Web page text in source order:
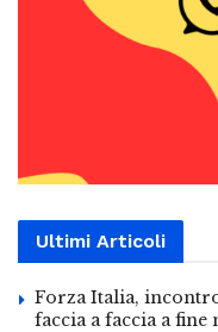
Ultimi Articoli
Forza Italia,
faccia a faccia a fine